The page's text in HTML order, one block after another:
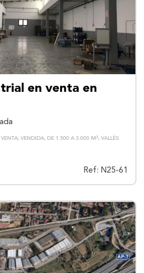
en venta en
VENTA VENDIDA DE 1.500 A 3.000 M² VALLÉS
Ref: N25-61